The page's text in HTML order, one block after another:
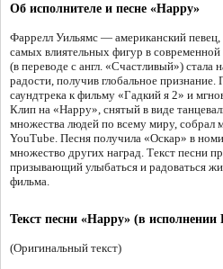
Об исполнителе и песне «Happy»
Фаррелл Уильямс — американский
самых влиятельных фигур в
(в переводе с англ. «Счастливый») стала
радости, получив глобальное признание.
саундтрека к фильму «Гадкий я 2» и
Клип на «Happy», снятый в виде
множества людей по всему миру, собрал
YouTube. Песня получила «Оскар» в
множество других наград. Текст песни
призывающий улыбаться и радоваться
фильма.
Текст песни «Happy» (в
(Оригинальный текст)